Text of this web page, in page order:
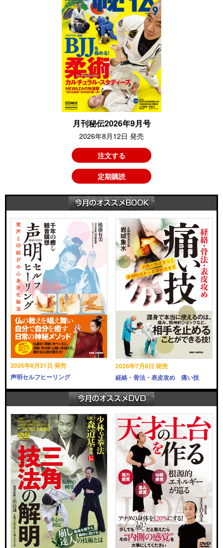
月刊秘伝2026年9月号
2026年8月12日 発売
注文する
定期購読
2026年8月31日 発売
声明セルフヒーリング
2026年7月8日 発売
経絡・骨法・表皮攻め 痛い技